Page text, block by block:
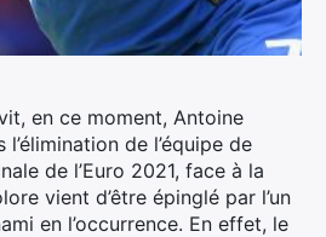
en ce moment, Antoine
de l’équipe de
de l’Euro 2021, face à la
vient d’être épinglé par l’un
en l’occurrence. En effet, le